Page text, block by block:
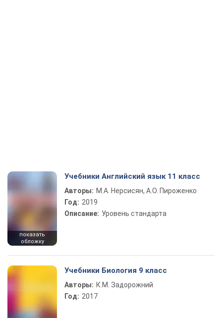
показать
обложку
Учебники Английский язык 11 класс
Авторы: М.А. Нерсисян, А.О. Пироженко
Год: 2019
Описание: Уровень стандарта
Учебники Биология 9 класс
Авторы: К.М. Задорожний
Год: 2017